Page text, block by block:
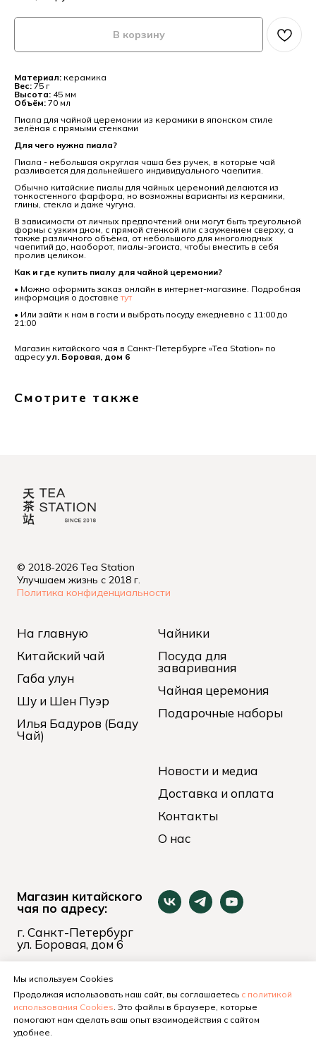
В корзину
Материал: керамика
Вес: 75 г
Высота: 45 мм
Объём: 70 мл
Пиала для чайной церемонии из керамики в японском стиле
зелёная с прямыми стенками
Для чего нужна пиала?
Пиала - небольшая округлая чаша без ручек, в которые чай
разливается для дальнейшего индивидуального чаепития.
Обычно китайские пиалы для чайных церемоний делаются из
тонкостенного фарфора, но возможны варианты из керамики,
глины, стекла и даже чугуна.
В зависимости от личных предпочтений они могут быть треугольной
формы с узким дном, с прямой стенкой или с заужением сверху, а
также различного объёма, от небольшого для многолюдных
чаепитий до, наоборот, пиалы-эгоиста, чтобы вместить в себя
пролив целиком.
Как и где купить пиалу для чайной церемонии?
• Можно оформить заказ онлайн в интернет-магазине. Подробная
информация о доставке тут
• Или зайти к нам в гости и выбрать посуду ежедневно с 11:00 до
21:00
Магазин китайского чая в Санкт-Петербурге «Tea Station» по
адресу ул. Боровая, дом 6
Смотрите также
© 2018-2026 Tea Station
Улучшаем жизнь с 2018 г.
Политика конфиденциальности
На главную
Китайский чай
Габа улун
Шу и Шен Пуэр
Илья Бадуров (Баду
Чай)
Чайники
Посуда для
заваривания
Чайная церемония
Подарочные наборы
Новости и медиа
Доставка и оплата
Контакты
О нас
Магазин китайского
чая по адресу:
г. Санкт-Петербург
ул. Боровая, дом 6
+7 (921) 653-74-24
Мы используем Cookies
Продолжая использовать наш сайт, вы соглашаетесь с политикой
использования Cookies. Это файлы в браузере, которые
помогают нам сделать ваш опыт взаимодействия с сайтом
удобнее.